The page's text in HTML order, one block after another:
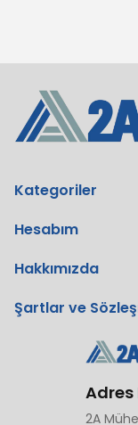
Kategoriler
Hesabım
Hakkımızda
Şartlar ve
Adres
2A